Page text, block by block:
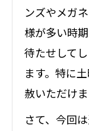
ンズやメガ
様が多い時
待たせして
ます。特に
赦いただけま
さて、今回